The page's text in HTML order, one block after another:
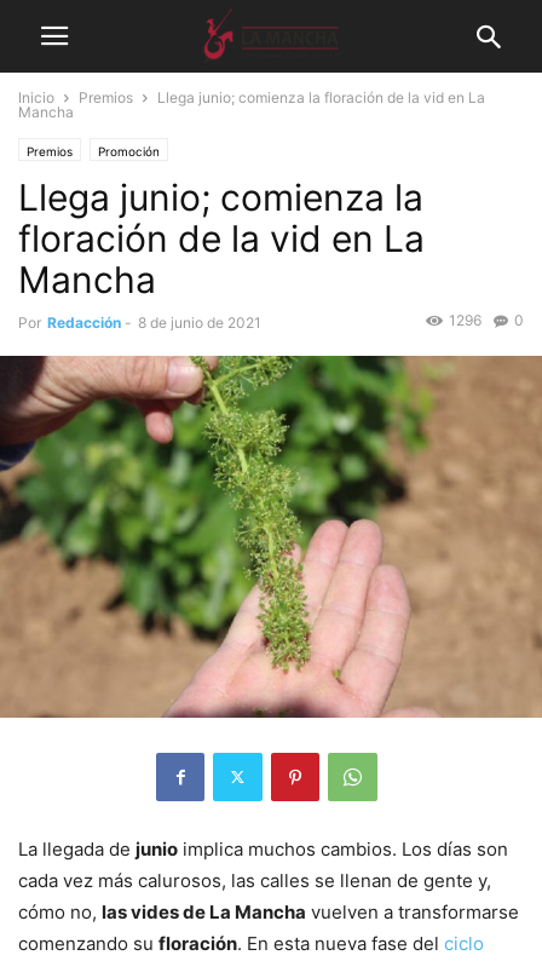
Inicio Premios
Llega junio; comienza la floración de la vid en La
Mancha
Premios Promoción
Llega junio; comienza la
floración de la vid en La
Mancha
Por Redacción - 8 de junio de 2021 0
1296
La llegada de junio implica muchos cambios. Los días son
cada vez más calurosos, las calles se llenan de gente y,
cómo no, las vides de La Mancha vuelven a transformarse
comenzando su floración. En esta nueva fase del ciclo